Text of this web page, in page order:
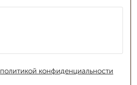
политикой конфиденциальности